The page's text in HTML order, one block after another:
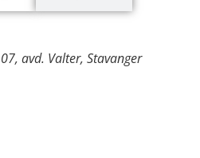
avd. Valter, Stavanger